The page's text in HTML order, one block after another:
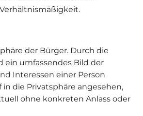
der Bürger. Durch die
ein umfassendes Bild der
Interessen einer Person
die Privatsphäre angesehen,
ohne konkreten Anlass oder